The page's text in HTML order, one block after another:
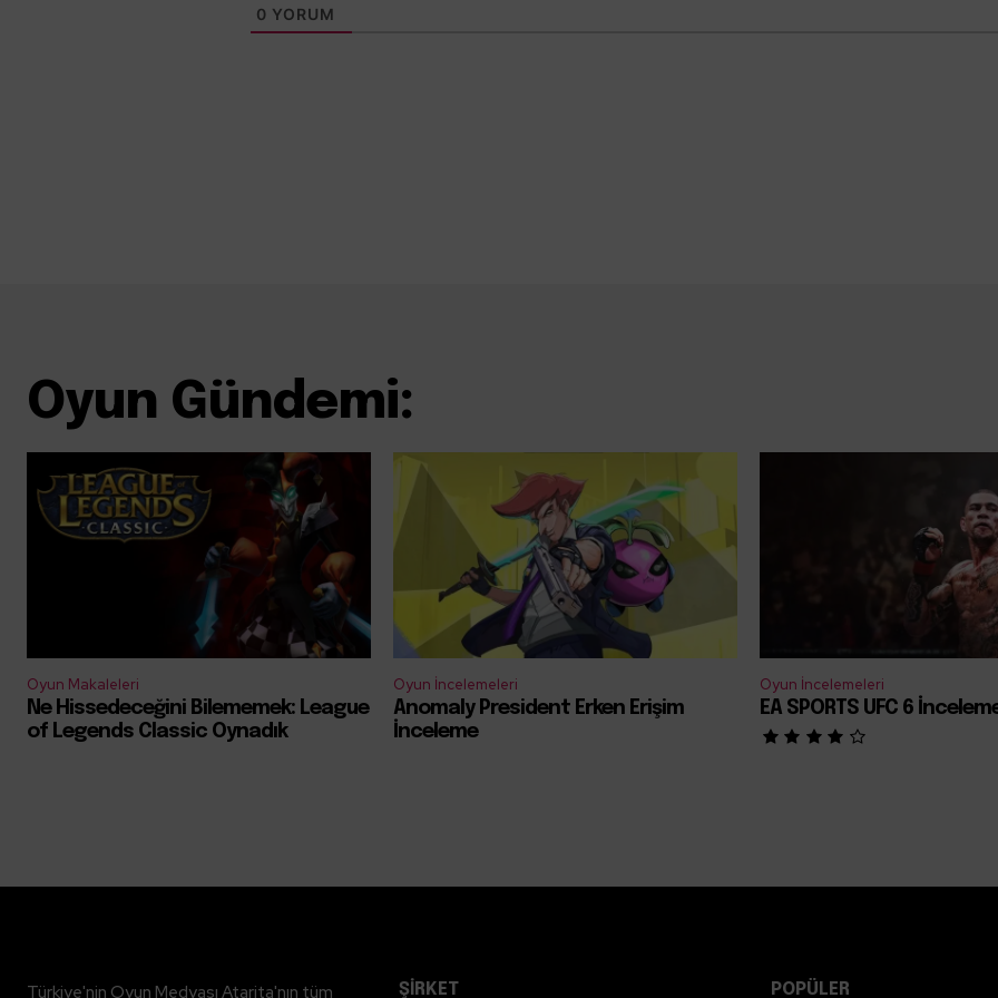
0 YORUM
Oyun Gündemi:
Oyun Makaleleri
Ne Hissedeceğini Bilememek: League
of Legends Classic Oynadık
Oyun İncelemeleri
Anomaly President Erken Erişim
İnceleme
Oyun İncelemeleri
EA SPORTS UFC 6
Türkiye'nin Oyun Medyası Atarita'nın tüm ŞİRKET POPÜLER